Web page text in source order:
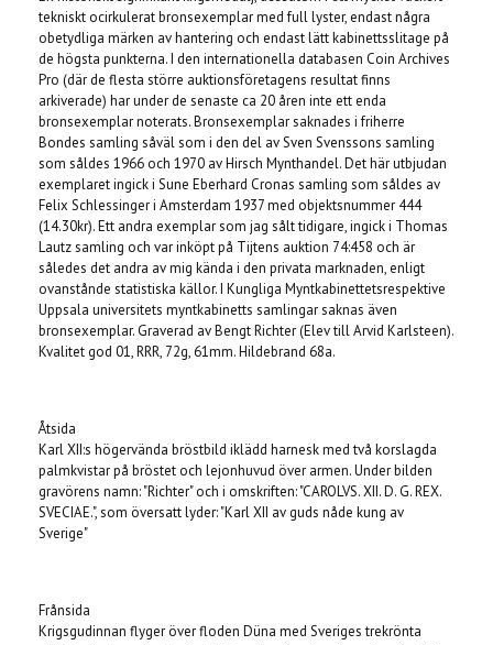
tekniskt ocirkulerat bronsexemplar med full lyster, endast några
obetydliga märken av hantering och endast lätt kabinettsslitage på
de högsta punkterna. I den internationella databasen Coin Archives
Pro (där de flesta större auktionsföretagens resultat finns
arkiverade) har under de senaste ca 20 åren inte ett enda
bronsexemplar noterats. Bronsexemplar saknades i friherre
Bondes samling såväl som i den del av Sven Svenssons samling
som såldes 1966 och 1970 av Hirsch Mynthandel. Det här utbjudan
exemplaret ingick i Sune Eberhard Cronas samling som såldes av
Felix Schlessinger i Amsterdam 1937 med objektsnummer 444
(14.30kr). Ett andra exemplar som jag sålt tidigare, ingick i Thomas
Lautz samling och var inköpt på Tijtens auktion 74:458 och är
således det andra av mig kända i den privata marknaden, enligt
ovanstånde statistiska källor. I Kungliga Myntkabinettetsrespektive
Uppsala universitets myntkabinetts samlingar saknas även
bronsexemplar. Graverad av Bengt Richter (Elev till Arvid Karlsteen).
Kvalitet god 01, RRR, 72g, 61mm. Hildebrand 68a.
Åtsida
Karl XII:s högervända bröstbild iklädd harnesk med två korslagda
palmkvistar på bröstet och lejonhuvud över armen. Under bilden
gravörens namn: "Richter" och i omskriften: "CAROLVS. XII. D. G. REX.
SVECIAE.", som översatt lyder: "Karl XII av guds nåde kung av
Sverige"
Frånsida
Krigsgudinnan flyger över floden Düna med Sveriges trekrönta